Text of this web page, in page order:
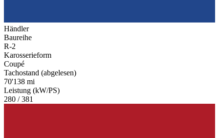
Händler
Baureihe
R-2
Karosserieform
Coupé
Tachostand (abgelesen)
70'138 mi
Leistung (kW/PS)
280 / 381